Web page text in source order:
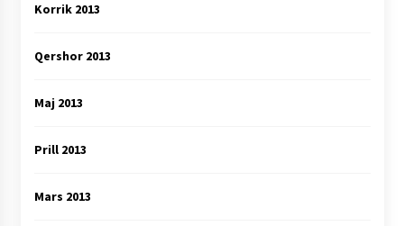
Korrik 2013
Qershor 2013
Maj 2013
Prill 2013
Mars 2013